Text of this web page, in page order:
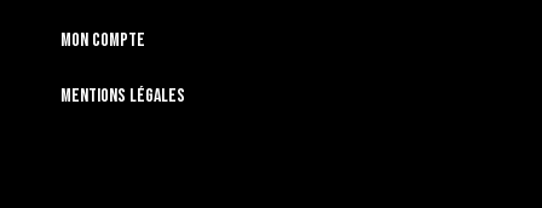
Mon compte
Mentions légales